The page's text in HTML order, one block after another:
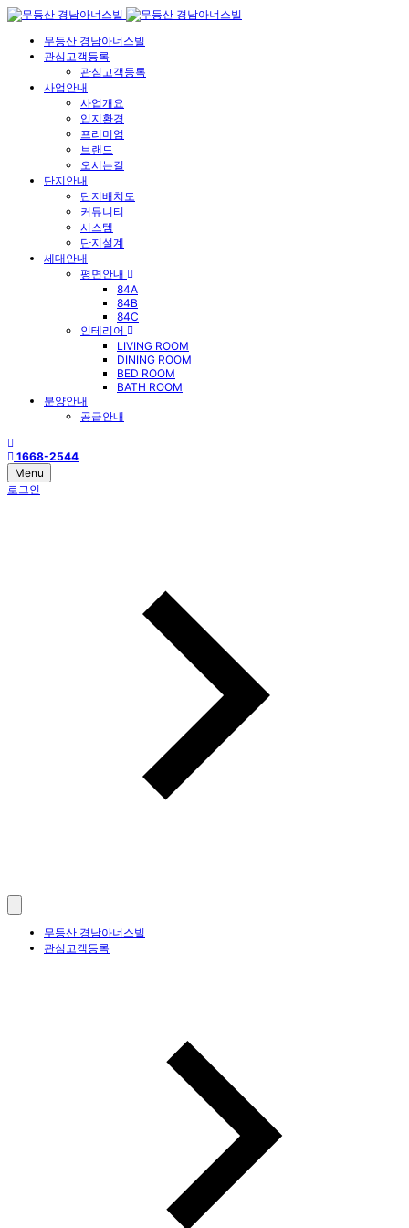
무등산 경남아너스빌
관심고객등록
관심고객등록
사업안내
사업개요
입지환경
프리미엄
브랜드
오시는길
단지안내
단지배치도
커뮤니티
시스템
단지설계
세대안내
평면안내
84A
84B
84C
인테리어
LIVING ROOM
DINING ROOM
BED ROOM
BATH ROOM
분양안내
공급안내
1668-2544
Menu
로그인
무등산 경남아너스빌
관심고객등록